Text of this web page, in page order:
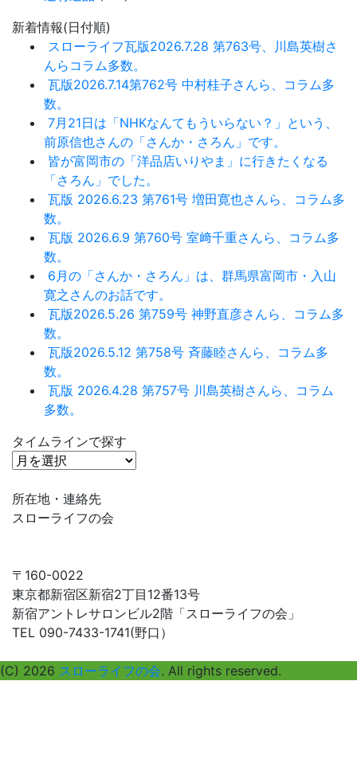
新着情報(日付順)
スローライフ瓦版2026.7.28 第763号、川島英樹さ
んらコラム多数。
瓦版2026.7.14第762号 中村桂子さんら、コラム多
数。
7月21日は「NHKなんてもういらない？」という、
前原信也さんの「さんか・さろん」です。
皆が富岡市の「洋品店いりやま」に行きたくなる
「さろん」でした。
瓦版 2026.6.23 第761号 増田寛也さんら、コラム多
数。
瓦版 2026.6.9 第760号 室﨑千重さんら、コラム多
数。
6月の「さんか・さろん」は、群馬県富岡市・入山
寛之さんのお話です。
瓦版2026.5.26 第759号 神野直彦さんら、コラム多
数。
瓦版2026.5.12 第758号 斉藤睦さんら、コラム多
数。
瓦版 2026.4.28 第757号 川島英樹さんら、コラム
多数。
タイムラインで探す
タ
ム
ラ
で
探
す
所在地・連絡先
スローライフの会
〒160-0022
東京都新宿区新宿2丁目12番13号
新宿アントレサロンビル2階「スローライフの会」
TEL 090-7433-1741(野口）
(C) 2026 スローライフの会. All rights reserved.